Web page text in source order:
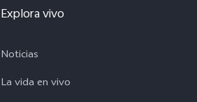
Explora vivo
Noticias
La vida en vivo